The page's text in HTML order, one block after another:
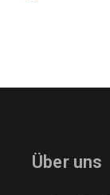
Über uns